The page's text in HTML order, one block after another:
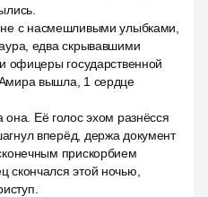
с насмешливыми улыбками,
едва скрывавшими
офицеры государственной
вышла, 1 сердце
она. Её голос эхом разнёсся
вперёд, держа документ
прискорбием
скончался этой ночью,